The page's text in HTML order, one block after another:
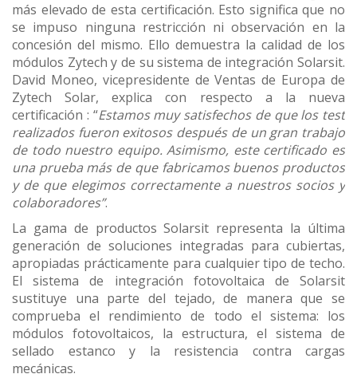
más elevado de esta certificación. Esto significa que no
se impuso ninguna restricción ni observación en la
concesión del mismo. Ello demuestra la calidad de los
módulos Zytech y de su sistema de integración Solarsit.
David Moneo, vicepresidente de Ventas de Europa de
Zytech Solar, explica con respecto a la nueva
certificación : “Estamos muy satisfechos de que los test
realizados fueron exitosos después de un gran trabajo
de todo nuestro equipo. Asimismo, este certificado es
una prueba más de que fabricamos buenos productos
y de que elegimos correctamente a nuestros socios y
colaboradores”.
La gama de productos Solarsit representa la última
generación de soluciones integradas para cubiertas,
apropiadas prácticamente para cualquier tipo de techo.
El sistema de integración fotovoltaica de Solarsit
sustituye una parte del tejado, de manera que se
comprueba el rendimiento de todo el sistema: los
módulos fotovoltaicos, la estructura, el sistema de
sellado estanco y la resistencia contra cargas
mecánicas.